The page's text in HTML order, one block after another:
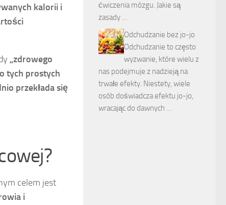
kalorii i
„zdrowego
tych prostych
przekłada się
celem jest
i
ćwiczenia mózgu. Jakie są
zasady …
Odchudzanie bez jo-jo
Odchudzanie to często
wyzwanie, które wielu z
nas podejmuje z nadzieją na
trwałe efekty. Niestety, wiele
osób doświadcza efektu jo-jo,
wracając do dawnych …